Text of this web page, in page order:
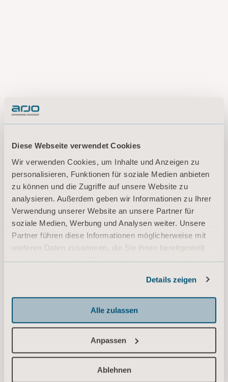
Diese Webseite verwendet Cookies
Wir verwenden Cookies, um Inhalte und Anzeigen zu
personalisieren, Funktionen für soziale Medien anbieten
zu können und die Zugriffe auf unsere Website zu
analysieren. Außerdem geben wir Informationen zu Ihrer
Verwendung unserer Website an unsere Partner für
soziale Medien, Werbung und Analysen weiter. Unsere
Partner führen diese Informationen möglicherweise mit
weiteren Daten zusammen, die Sie ihnen bereitgestellt
Details zeigen
Alle zulassen
Anpassen
Ablehnen
Probleme hinsichtlich der körperlichen
Belastung
Alle erhobenen Daten werden streng vertraulich
behandelt. Es werden keine Namen von
Pflegebedürftigen aufgezeichnet.